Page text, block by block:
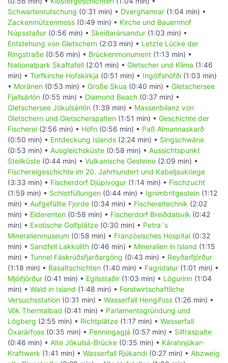
Schwartenrutschung (0:31 min) • Dverghamrar (1:04 min) •
Zackenmützenmoss (0:49 min) • Kirche und Bauernhof
Núpsstaður (0:56 min) • Skeiðarársandur (1:03 min) •
Entstehung von Gletschern (2:03 min) • Letzte Lücke der
Ringstraße (0:56 min) • Brückenmonument (1:13 min) •
Nationalpark Skaftafell (2:01 min) • Gletscher und Klima (1:46
min) • Torfkirche Hofskirkja (0:51 min) • Ingólfshöfði (1:03 min)
• Moränen (0:53 min) • Große Skua (0:40 min) • Gletschersee
Fjallsárlón (0:55 min) • Diamond Beach (0:37 min) •
Gletschersee Jökulsárlón (1:39 min) • Massenbilanz von
Gletschern und Gletscherspalten (1:51 min) • Geschichte der
Fischerei (2:56 min) • Höfn (0:56 min) • Paß Almannaskarð
(0:50 min) • Entdeckung Islands (2:24 min) • Singschwäne
(0:53 min) • Ausgleichsküste (0:58 min) • Aussichtspunkt
Steilküste (0:44 min) • Vulkanische Gesteine (2:09 min) •
Fischereigeschichte im 20. Jahrhundert und Kabeljaukriege
(3:33 min) • Fischerdorf Djúpivogur (1:14 min) • Fischzucht
(1:59 min) • Schlotfüllungen (0:44 min) • Ignimbritgestein (1:12
min) • Aufgefüllte Fjorde (0:34 min) • Fischereitechnik (2:02
min) • Eiderenten (0:58 min) • Fischerdorf Breiðdalsvík (0:42
min) • Exotische Golfplätze (0:30 min) • Petra´s
Mineralienmuseum (0:58 min) • Französisches Hospital (0:32
min) • Sandfell Lakkolith (0:46 min) • Mineralien in Island (1:15
min) • Tunnel Fáskrúðsfjarðargöng (0:43 min) • Reyðarfjörður
(1:18 min) • Basaltschichten (1:40 min) • Fagridalur (1:01 min) •
Mjóifjörður (0:41 min) • Egilsstaðir (1:03 min) • Lögurinn (1:04
min) • Wald in Island (1:48 min) • Forstwirtschaftliche
Versuchsstation (0:31 min) • Wasserfall Hengifoss (1:26 min) •
Vök Thermalbad (0:41 min) • Parlamentsgründung und
Lögberg (2:55 min) • Richtplätze (1:17 min) • Wasserfall
Öxarárfoss (0:35 min) • Penningagjá (0:57 min) • Silfraspalte
(0:46 min) • Alte Jökulsá-Brücke (0:35 min) • Kárahnjúkar-
Kraftwerk (1:41 min) • Wasserfall Rjúkandi (0:27 min) • Abzweig